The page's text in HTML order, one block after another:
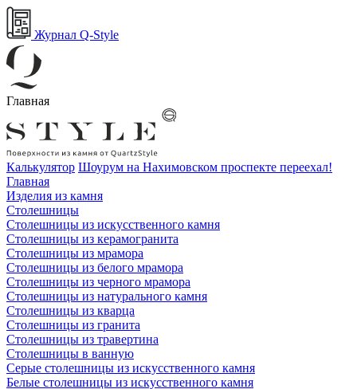
Журнал Q-Style
Главная
Калькулятор Шоурум на Нахимовском проспекте переехал!
Главная
Изделия из камня
Столешницы
Столешницы из искусственного камня
Столешницы из керамогранита
Столешницы из мрамора
Столешницы из белого мрамора
Столешницы из черного мрамора
Столешницы из натурального камня
Столешницы из кварца
Столешницы из гранита
Столешницы из травертина
Столешницы в ванную
Серые столешницы из искусственного камня
Белые столешницы из искусственного камня